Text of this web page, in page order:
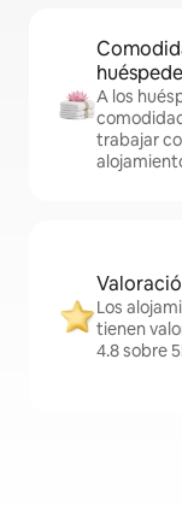
A los
trabajar
Los
tienen
4.8 sobre